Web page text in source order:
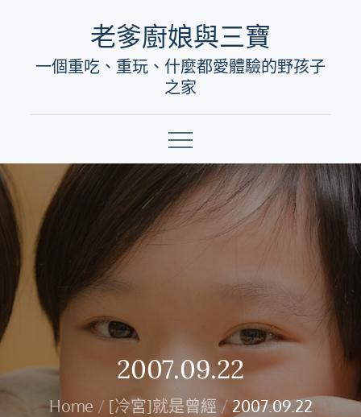
content
老爹廚娘與三寶
一個重吃、重玩、什麼都愛體驗的野孩子
之家
2007.09.22
Home [冷宮]就是曾經 2007.09.22